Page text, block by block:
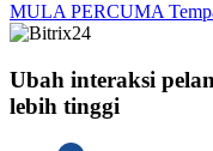
MULA PERCUMA
Ubah interaksi
lebih tinggi